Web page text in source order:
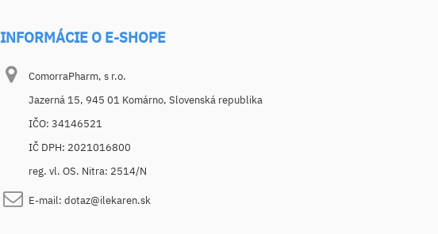
INFORMÁCIE O E-SHOPE
ComorraPharm, s r.o.
Jazerná 15, 945 01 Komárno, Slovenská republika
IČO: 34146521
IČ DPH: 2021016800
reg. vl. OS. Nitra: 2514/N
E-mail: dotaz@ilekaren.sk